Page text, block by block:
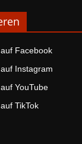
Facebook
Instagram
YouTube
TikTok